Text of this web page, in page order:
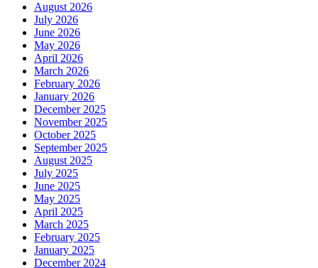
August 2026
July 2026
June 2026
May 2026
April 2026
March 2026
February 2026
January 2026
December 2025
November 2025
October 2025
September 2025
August 2025
July 2025
June 2025
May 2025
April 2025
March 2025
February 2025
January 2025
December 2024